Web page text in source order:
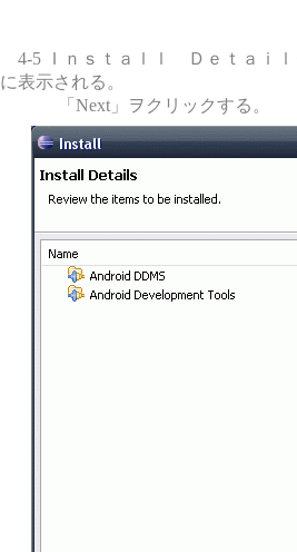
4-5 Ｉｎｓｔａｌｌ Ｄｅｔａｉｌ
に表示される。
「Next」ヲクリックする。